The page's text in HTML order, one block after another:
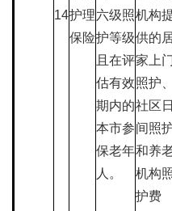
14护理
保险
六级照
护等级
且在评
估有效
期内的
本市参
保老年
人。
机构
供的
家上门
照护、
社区日
间照
和养
机构照
护费